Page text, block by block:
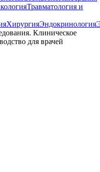
Травматология и
ХирургияЭндокринология
Клиническое
для врачей